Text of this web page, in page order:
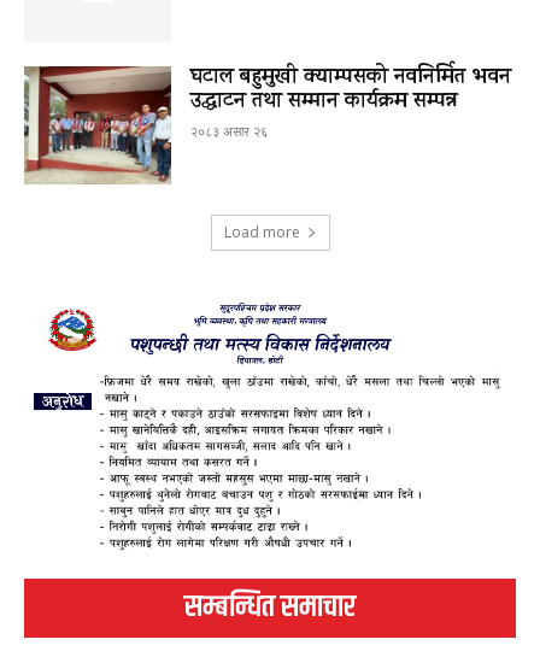
घटाल बहुमुखी क्याम्पसको नवनिर्मित भवन
उद्घाटन तथा सम्मान कार्यक्रम सम्पन्न
२०८३ असार २६
Load more
सम्बन्धित समाचार